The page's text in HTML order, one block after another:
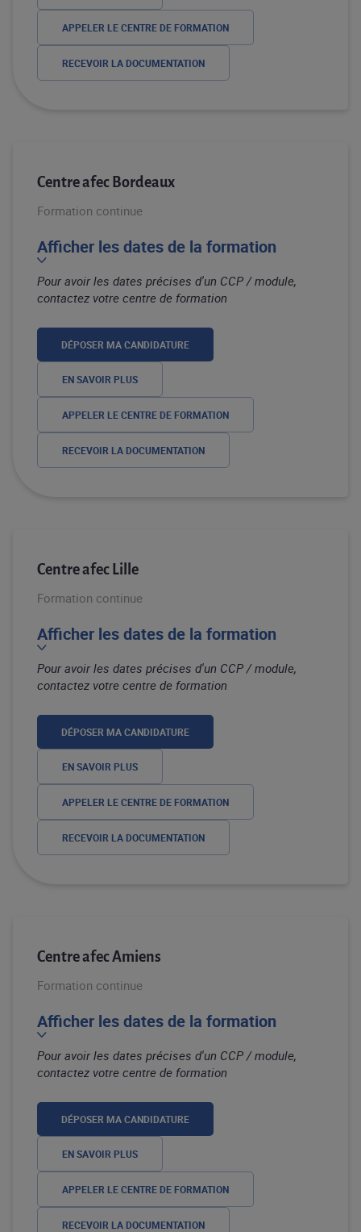
APPELER LE CENTRE DE FORMATION
RECEVOIR LA DOCUMENTATION
Centre afec Bordeaux
Formation continue
Afficher les dates de la formation
Pour avoir les dates précises d'un CCP / module,
contactez votre centre de formation
DÉPOSER MA CANDIDATURE
EN SAVOIR PLUS
APPELER LE CENTRE DE FORMATION
RECEVOIR LA DOCUMENTATION
Centre afec Lille
Formation continue
Afficher les dates de la formation
Pour avoir les dates précises d'un CCP / module,
contactez votre centre de formation
DÉPOSER MA CANDIDATURE
EN SAVOIR PLUS
APPELER LE CENTRE DE FORMATION
RECEVOIR LA DOCUMENTATION
Centre afec Amiens
Formation continue
Afficher les dates de la formation
Pour avoir les dates précises d'un CCP / module,
contactez votre centre de formation
DÉPOSER MA CANDIDATURE
EN SAVOIR PLUS
APPELER LE CENTRE DE FORMATION
RECEVOIR LA DOCUMENTATION